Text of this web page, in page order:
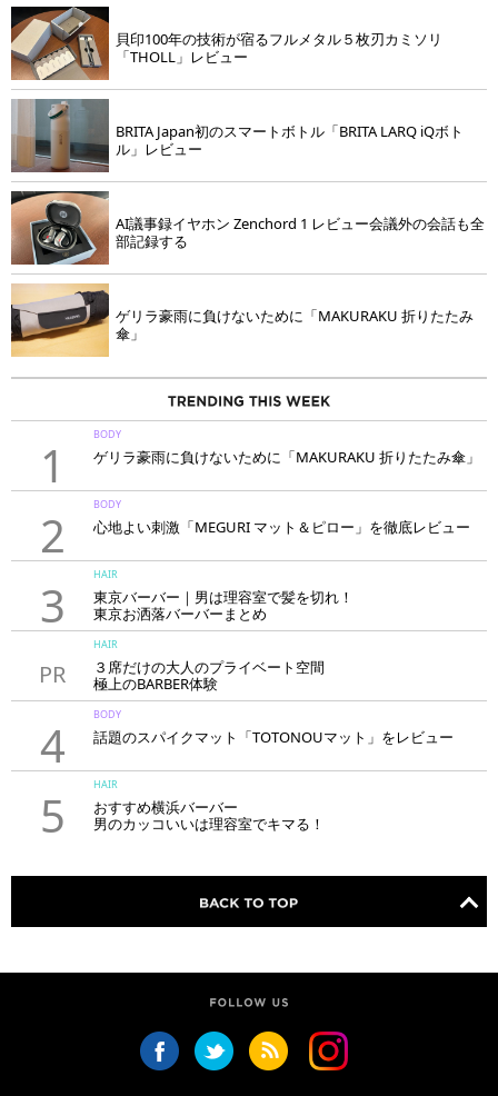
貝印100年の技術が宿るフルメタル５枚刃カミソリ
「THOLL」レビュー
BRITA Japan初のスマートボトル「BRITA LARQ iQボト
ル」レビュー
AI議事録イヤホン Zenchord 1 レビュー会議外の会話も全
部記録する
ゲリラ豪雨に負けないために「MAKURAKU 折りたたみ
傘」
1
BODY
ゲリラ豪雨に負けないために「MAKURAKU 折りたたみ傘」
2
BODY
心地よい刺激「MEGURI マット＆ピロー」を徹底レビュー
3
HAIR
東京バーバー｜男は理容室で髪を切れ！
東京お洒落バーバーまとめ
PR
HAIR
３席だけの大人のプライベート空間
極上のBARBER体験
「LAVIE NEW STANDARD BARBER HANARE新宿店」
4
BODY
話題のスパイクマット「TOTONOUマット」をレビュー
5
HAIR
おすすめ横浜バーバー
男のカッコいいは理容室でキマる！